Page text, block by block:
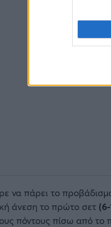
να πάρει το
άνεση το πρώτο σετ
πόντους πίσω από το